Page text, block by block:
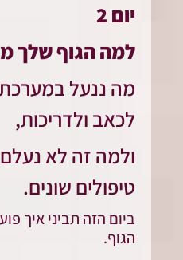
יום 2
למה הגוף שלך
מה ננעל במערכת
לכאב ולדריכות,
ולמה זה לא
טיפולים שונים.
ביום הזה תביני איך
הגוף.